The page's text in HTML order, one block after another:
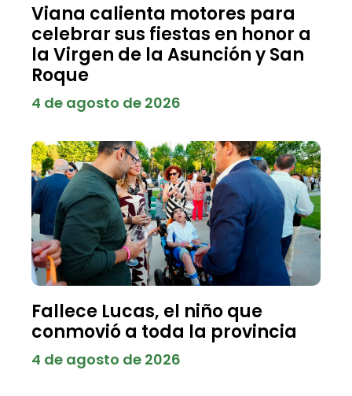
Viana calienta motores para
celebrar sus fiestas en honor a
la Virgen de la Asunción y San
Roque
4 de agosto de 2026
Fallece Lucas, el niño que
conmovió a toda la provincia
4 de agosto de 2026